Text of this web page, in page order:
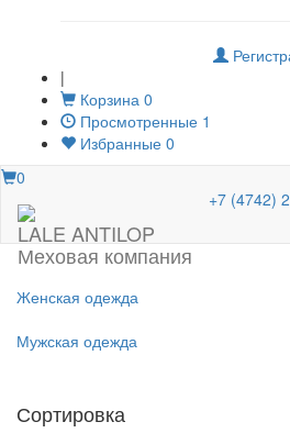
|
Корзина 0
Просмотренные 1
Избранные 0
0
LALE ANTILOP
Меховая компания
+7 (4742)
Женская одежда
Мужская одежда
Сортировка